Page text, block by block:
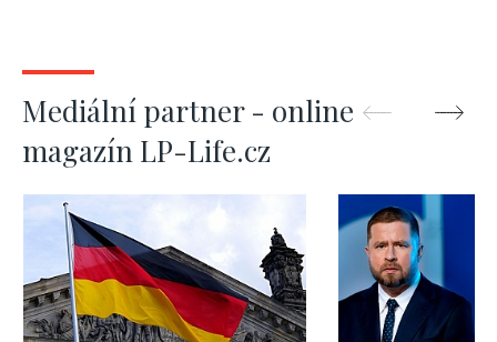
Mediální partner - online
magazín LP-Life.cz